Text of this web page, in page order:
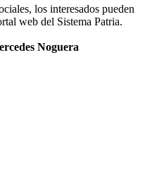
los interesados pueden
web del Sistema Patria.
Noguera